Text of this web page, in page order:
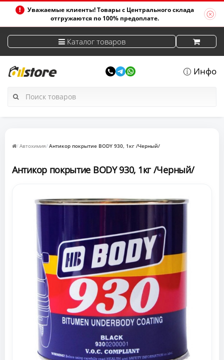
Уважаемые клиенты! Товары с Центрального склада
отгружаются по 100% предоплате.
Каталог товаров
Инфо
Автохимия Антикор покрытие BODY 930, 1кг /Черный/
Антикор покрытие BODY 930, 1кг /Черный/